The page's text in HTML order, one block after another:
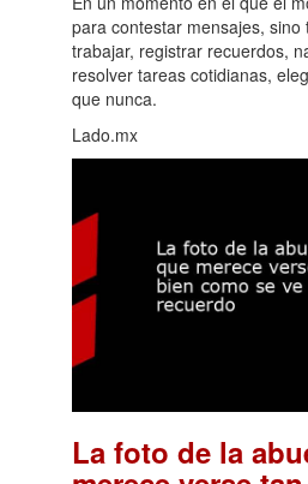
para contestar mensajes, sino
trabajar, registrar recuerdos,
resolver tareas cotidianas,
que nunca.
Lado.mx
La foto de la